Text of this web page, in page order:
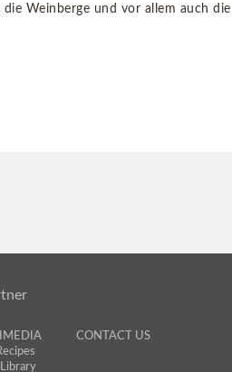
Weinberge und vor allem auch
CONTACT US